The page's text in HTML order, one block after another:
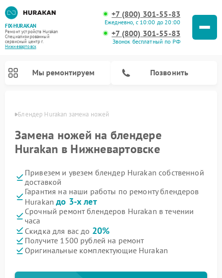
FIX-HURAKAN
Ремонт устройств Hurakan
Специализированный
cервисный центр г.
Нижневартовск
+7 (800) 301-55-83
Ежедневно, с 10:00 до 20:00
+7 (800) 301-55-83
Звонок бесплатный по РФ
Мы ремонтируем Позвонить
Блендер Hurakan замена ножей
Замена ножей на блендере
Hurakan в Нижневартовске
Привезем и увезем блендер Hurakan собственной
доставкой
Гарантия на наши работы по ремонту блендеров
Hurakanдо 3-х лет
Срочный ремонт блендеров Hurakan в течении
часа
Скидка для вас до 20%
Получите 1500 рублей на ремонт
Оригинальные комплектующие Hurakan